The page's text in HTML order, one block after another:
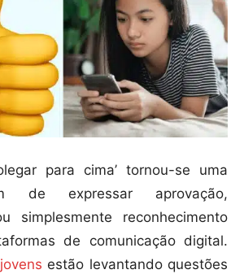
para cima’ tornou-se uma
de expressar aprovação,
simplesmente reconhecimento
de comunicação digital.
jovens estão levantando questões